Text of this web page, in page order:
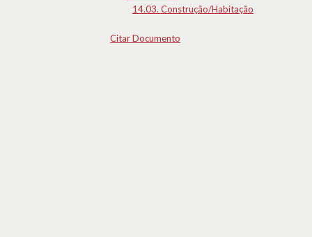
14.03. Construção/Habitação
Citar Documento